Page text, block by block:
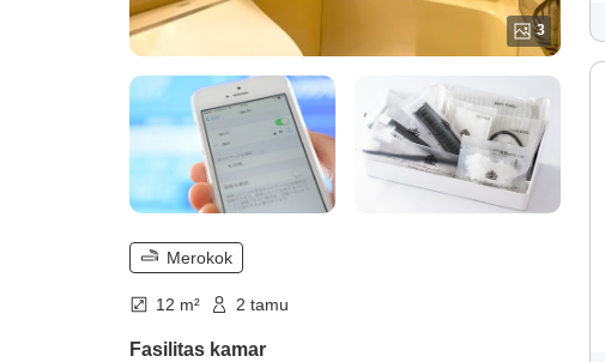
3
Merokok
12 m² 2 tamu
Fasilitas kamar